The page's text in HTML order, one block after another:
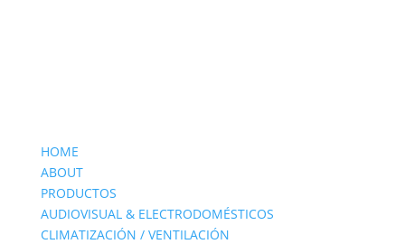
HOME
ABOUT
PRODUCTOS
AUDIOVISUAL & ELECTRODOMÉSTICOS
CLIMATIZACIÓN / VENTILACIÓN